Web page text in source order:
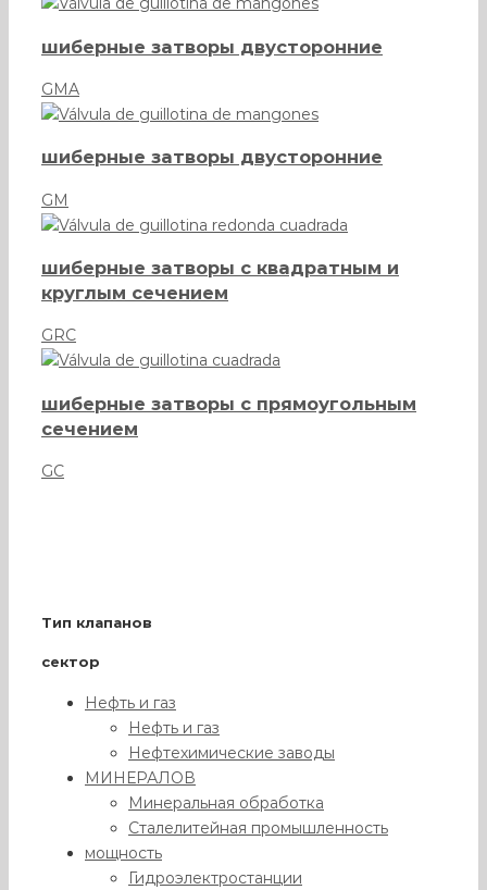
шиберные затворы двусторонние
GMA
шиберные затворы двусторонние
GM
шиберные затворы с квадратным и
круглым сечением
GRC
шиберные затворы с прямоугольным
сечением
GC
Тип клапанов
сектор
Нефть и газ
Нефть и газ
Нефтехимические заводы
МИНЕРАЛОВ
Минеральная обработка
Сталелитейная промышленность
мощность
Гидроэлектростанции